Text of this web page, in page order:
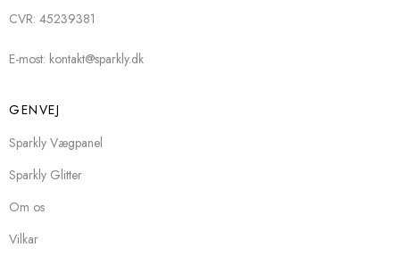
CVR: 45239381
E-most: kontakt@sparkly.dk
GENVEJ
Sparkly Vægpanel
Sparkly Glitter
Om os
Vilkar